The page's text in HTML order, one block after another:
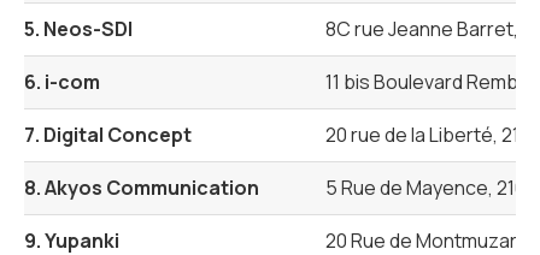
5. Neos-SDI
8C rue Jeanne Barret,
6. i-com
11 bis Boulevard
7. Digital Concept
20 rue de la Liberté,
8. Akyos Communication
5 Rue de Mayence,
9. Yupanki
20 Rue de Montmuzard,